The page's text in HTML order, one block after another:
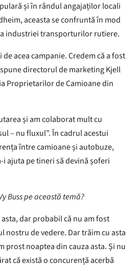
și în rândul angajaților locali
aceasta se confruntă în mod
industriei transporturilor rutiere.
acea campanie. Credem că a fost
directorul de marketing Kjell
Proprietarilor de Camioane din
și am colaborat mult cu
– nu fluxul”. În cadrul acestui
între camioane și autobuze,
i ajuta pe tineri să devină șoferi
Buss pe această temă?
dar probabil că nu am fost
nostru de vedere. Dar trăim cu asta
prost noaptea din cauza asta. Și nu
că există o concurență acerbă